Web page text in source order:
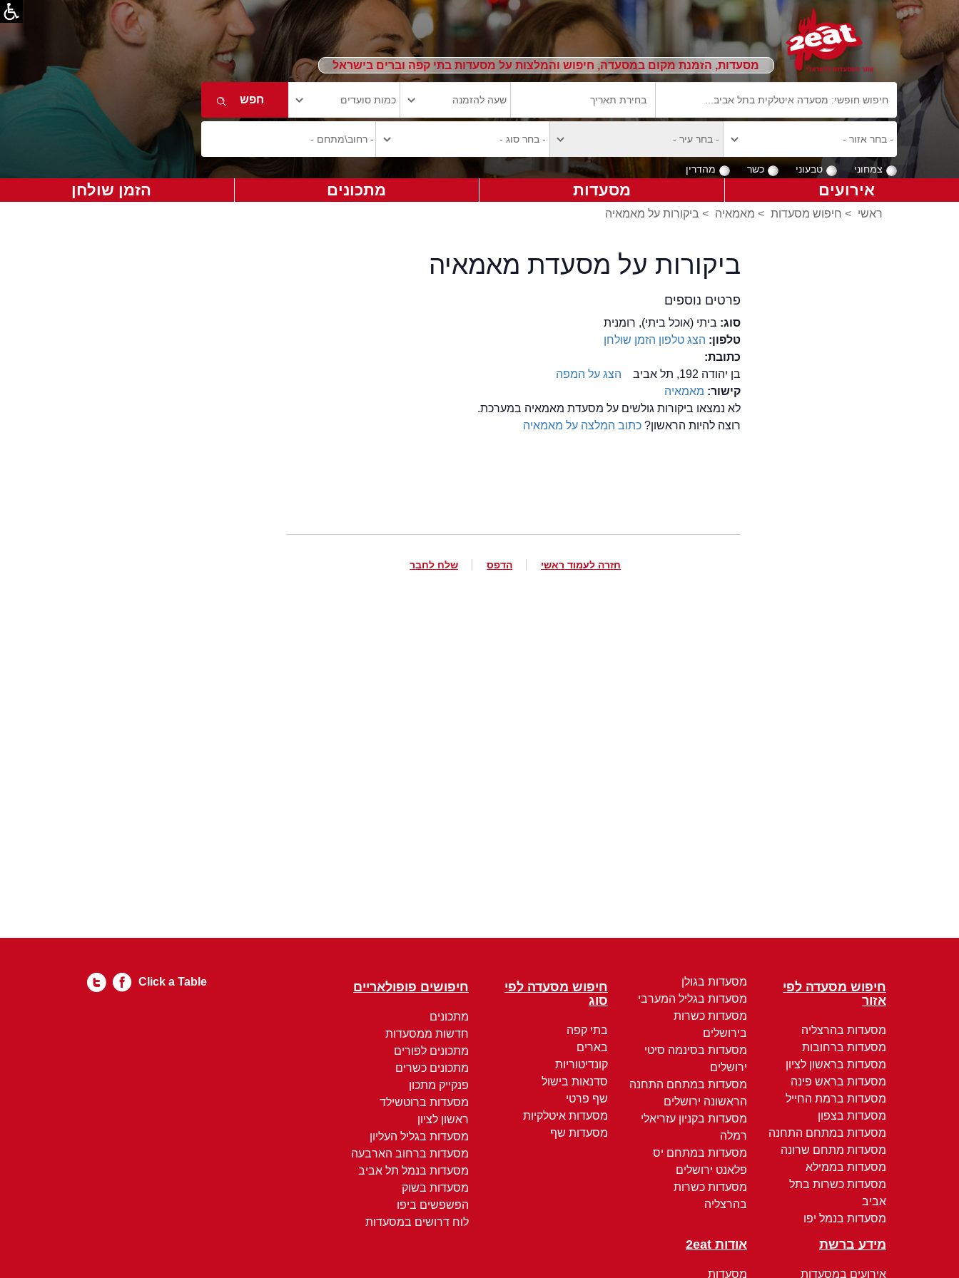
מסעדות, הזמנת מקום במסעדה, חיפוש והמלצות על מסעדות בתי קפה וברים בישראל
צמחוני טבעוני כשר מהדרין
אירועים מסעדות מתכונים הזמן שולחן
ראשי > חיפוש מסעדות > מאמאיה > ביקורות על מאמאיה
ביקורות על מסעדת מאמאיה
פרטים נוספים
סוג: ביתי (אוכל ביתי), רומנית
טלפון: הצג טלפון הזמן שולחן
כתובת:
בן יהודה 192, תל אביב
הצג על המפה
קישור: מאמאיה
לא נמצאו ביקורות גולשים על מסעדת מאמאיה במערכת.
רוצה להיות הראשון?כתוב המלצה על מאמאיה
חזרה לעמוד ראשי הדפס שלח לחבר
חיפוש מסעדה לפי
אזור
מסעדות בהרצליה
מסעדות ברחובות
מסעדות בראשון לציון
מסעדות בראש פינה
מסעדות ברמת החייל
מסעדות בצפון
מסעדות במתחם התחנה
מסעדות מתחם שרונה
מסעדות בממילא
מסעדות כשרות בתל
אביב
מסעדות בנמל יפו
מסעדות בגולן
מסעדות בגליל המערבי
מסעדות כשרות
בירושלים
מסעדות בסינמה סיטי
ירושלים
מסעדות במתחם התחנה
הראשונה ירושלים
מסעדות בקניון עזריאלי
רמלה
מסעדות במתחם יס
פלאנט ירושלים
מסעדות כשרות
בהרצליה
חיפוש מסעדה לפי
סוג
בתי קפה
בארים
קונדיטוריות
סדנאות בישול
שף פרטי
מסעדות איטלקיות
מסעדות שף
חיפושים פופולאריים
מתכונים
חדשות ממסעדות
מתכונים לפורים
מתכונים כשרים
פנקייק מתכון
מסעדות ברוטשילד
ראשון לציון
מסעדות בגליל העליון
מסעדות ברחוב הארבעה
מסעדות בנמל תל אביב
מסעדות בשוק
הפשפשים ביפו
לוח דרושים במסעדות
מידע ברשת
אירועים במסעדות
אודות 2eat
מסעדות
Click a Table